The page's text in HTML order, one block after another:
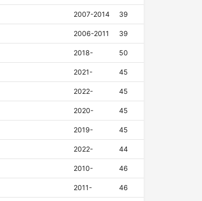
2007-2014 39
2006-2011 39
2018- 50
2021- 45
2022- 45
2020- 45
2019- 45
2022- 44
2010- 46
2011- 46